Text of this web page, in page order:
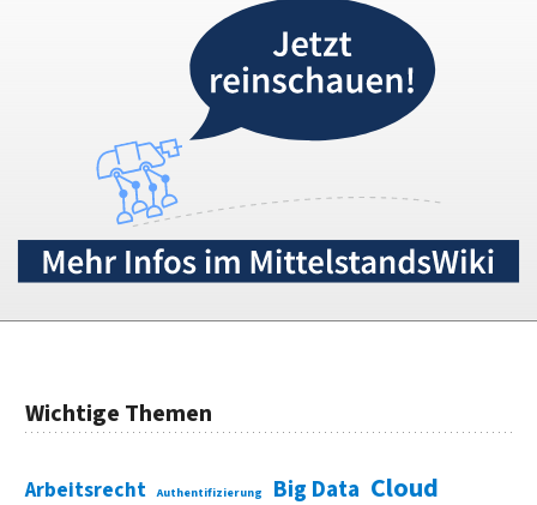
Wichtige Themen
Arbeitsrecht Authentifizierung Big Data Cloud